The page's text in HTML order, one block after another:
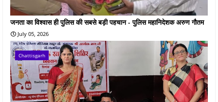
जनता का विश्वास ही पुलिस की सबसे बड़ी पहचान - पुलिस महानिदेशक अरुण गौतम
July 05, 2026
Chattisgarh